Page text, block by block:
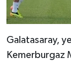
Galatasaray,
Kemerburgaz